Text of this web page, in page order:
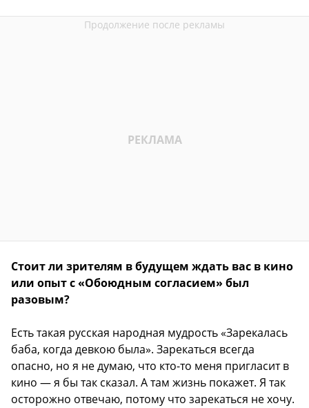
Стоит ли зрителям в будущем ждать вас в кино
или опыт с «Обоюдным согласием» был
разовым?
Есть такая русская народная мудрость «Зарекалась
баба, когда девкою была». Зарекаться всегда
опасно, но я не думаю, что кто-то меня пригласит в
кино — я бы так сказал. А там жизнь покажет. Я так
осторожно отвечаю, потому что зарекаться не хочу.